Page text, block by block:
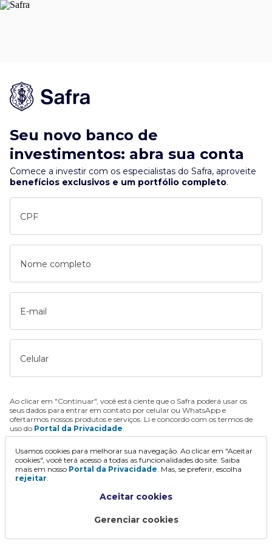
Seu novo banco de
investimentos: abra sua conta
Comece a investir com os especialistas do Safra, aproveite
benefícios exclusivos e um portfólio completo.
CPF
Nome completo
E-mail
Celular
Ao clicar em "Continuar", você está ciente que o Safra poderá usar os
seus dados para entrar em contato por celular ou WhatsApp e
ofertarmos nossos produtos e serviços. Li e concordo com os termos de
uso do Portal da Privacidade.
Continuar
Usamos cookies para melhorar sua navegação. Ao clicar em "Aceitar
cookies", você terá acesso a todas as funcionalidades do site. Saiba
mais em nosso Portal da Privacidade. Mas, se preferir, escolha
rejeitar.
Aceitar cookies
Gerenciar cookies